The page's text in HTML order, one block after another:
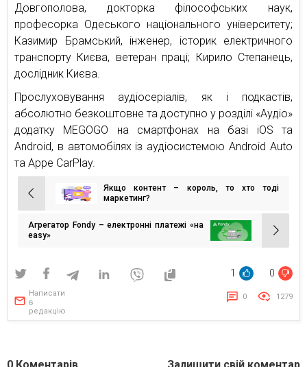
Довгополова, докторка філософських наук,
професорка Одеського національного університету;
Казимир Брамський, інженер, історик електричного
транспорту Києва, ветеран праці; Кирило Степанець,
дослідник Києва.
Прослуховування аудіосеріалів, як і подкастів,
абсолютно безкоштовне та доступно у розділі «Аудіо»
додатку MEGOGO на смартфонах на базі iOS та
Android, в автомобілях із аудіосистемою Android Auto
та Appe CarPlay.
Навігація
записів
Якщо контент – король, то хто тоді
маркетинг?
Агрегатор Fondy – електронні платежі «на
easy»
1 0
Написати
в
редакцію
0 1279
0 Коментарів Залишити свій коментар